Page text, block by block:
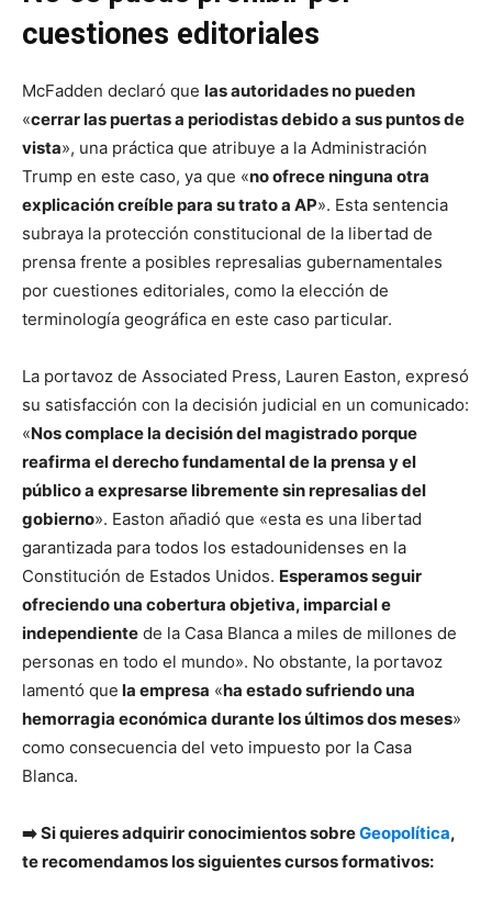
cuestiones editoriales
McFadden declaró que las autoridades no pueden
«cerrar las puertas a periodistas debido a sus puntos de
vista», una práctica que atribuye a la Administración
Trump en este caso, ya que «no ofrece ninguna otra
explicación creíble para su trato a AP». Esta sentencia
subraya la protección constitucional de la libertad de
prensa frente a posibles represalias gubernamentales
por cuestiones editoriales, como la elección de
terminología geográfica en este caso particular.
La portavoz de Associated Press, Lauren Easton, expresó
su satisfacción con la decisión judicial en un comunicado:
«Nos complace la decisión del magistrado porque
reafirma el derecho fundamental de la prensa y el
público a expresarse libremente sin represalias del
gobierno». Easton añadió que «esta es una libertad
garantizada para todos los estadounidenses en la
Constitución de Estados Unidos. Esperamos seguir
ofreciendo una cobertura objetiva, imparcial e
independiente de la Casa Blanca a miles de millones de
personas en todo el mundo». No obstante, la portavoz
lamentó que la empresa «ha estado sufriendo una
hemorragia económica durante los últimos dos meses»
como consecuencia del veto impuesto por la Casa
Blanca.
➡️ Si quieres adquirir conocimientos sobreGeopolítica,
te recomendamos los siguientes cursos formativos: